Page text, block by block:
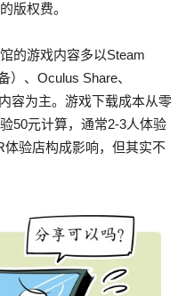
版权费。
的游戏内容多以Steam
）、Oculus Share、
容为主。游戏下载成本从零
50元计算，通常2-3人体验
验店构成影响，但其实不